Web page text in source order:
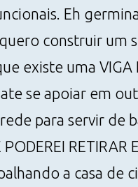
Eh
construir um
existe uma VIGA
se apoiar em
para servir de
RETIRAR
a casa de